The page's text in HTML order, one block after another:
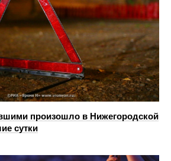
произошло в Нижегородской
сутки